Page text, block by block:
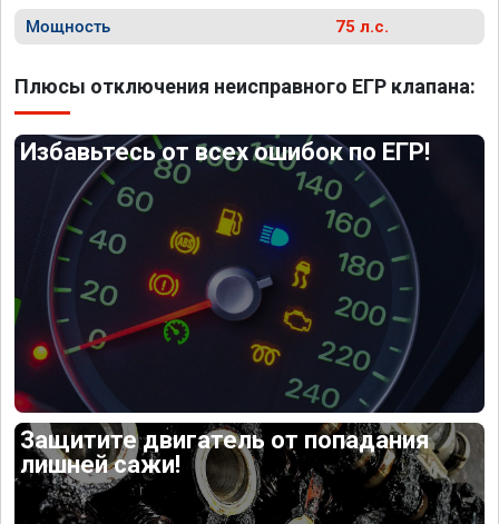
Мощность 75 л.с.
Плюсы отключения неисправного ЕГР клапана:
Избавьтесь от всех ошибок по ЕГР!
Защитите двигатель от попадания
лишней сажи!